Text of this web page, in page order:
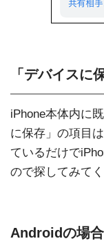
「デバイスに
iPhone本体内に
に保存」の項目
ているだけで
ので探してみてく
Androidの場合